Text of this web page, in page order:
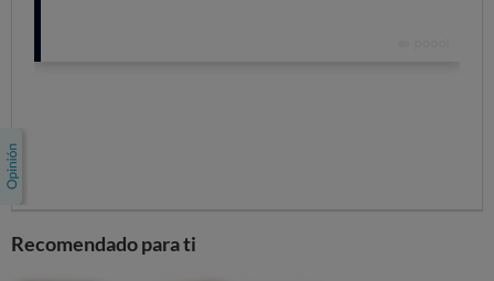
sentido no es una oferta más, sino que
Recomendado para ti